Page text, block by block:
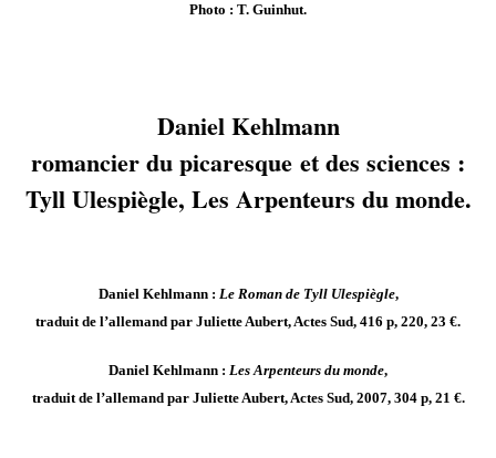
Photo : T. Guinhut.
Daniel Kehlmann
romancier du picaresque et des sciences :
Tyll Ulespiègle, Les Arpenteurs du monde.
Daniel Kehlmann : Le Roman de Tyll Ulespiègle,
traduit de l’allemand par Juliette Aubert, Actes Sud, 416 p, 220, 23 €.
Daniel Kehlmann : Les Arpenteurs du monde,
traduit de l’allemand par Juliette Aubert, Actes Sud, 2007, 304 p, 21 €.